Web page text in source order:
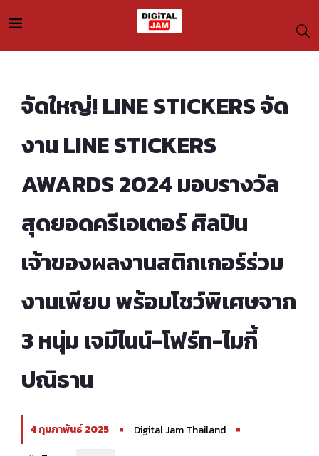
จัดใหญ่! LINE STICKERS จัด
งาน LINE STICKERS
AWARDS 2024 มอบรางวัล
สุดยอดครีเอเตอร์ ศิลปิน
เจ้าของผลงานสติกเกอร์ร่วม
งานเพียบ พร้อมโชว์พิเศษจาก
3 หนุ่ม เจมีไนน์-โฟร์ท-ไมกี้
ปณิธาน
4 กุมภาพันธ์ 2025
Digital Jam Thailand